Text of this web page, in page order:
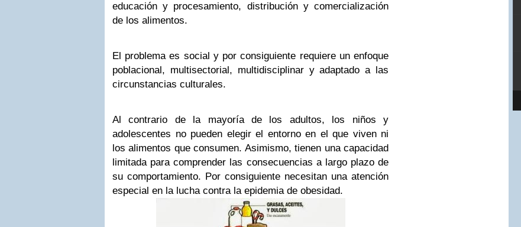
educación y procesamiento, distribución y comercialización
de los alimentos.
El problema es social y por consiguiente requiere un enfoque
poblacional, multisectorial, multidisciplinar y adaptado a las
circunstancias culturales.
Al contrario de la mayoría de los adultos, los niños y
adolescentes no pueden elegir el entorno en el que viven ni
los alimentos que consumen. Asimismo, tienen una capacidad
limitada para comprender las consecuencias a largo plazo de
su comportamiento. Por consiguiente necesitan una atención
especial en la lucha contra la epidemia de obesidad.